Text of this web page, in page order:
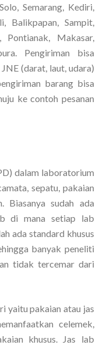
Semarang, Kediri,
Balikpapan, Sampit,
Pontianak, Makasar,
Pengiriman bisa
(darat, laut, udara)
barang bisa
ke contoh pesanan
dalam laboratorium
sepatu, pakaian
Biasanya sudah ada
di mana setiap lab
ada standard khusus
banyak peneliti
tidak tercemar dari
yaitu pakaian atau jas
celemek,
khusus. Jas lab